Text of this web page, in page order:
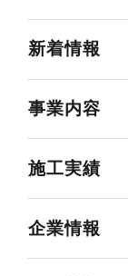
新着情報
事業内容
施工実績
企業情報